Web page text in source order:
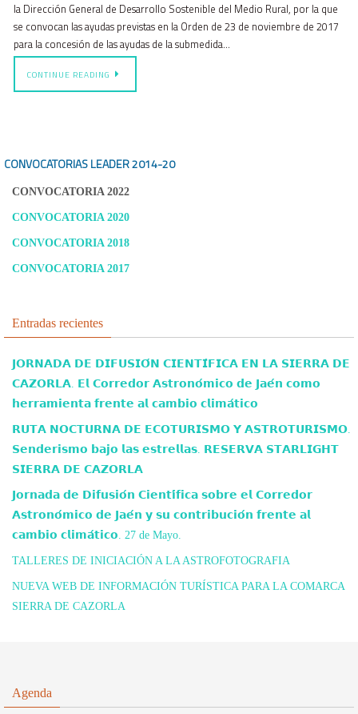
la Dirección General de Desarrollo Sostenible del Medio Rural, por la que
se convocan las ayudas previstas en la Orden de 23 de noviembre de 2017
para la concesión de las ayudas de la submedida…
CONTINUE READING
CONVOCATORIAS LEADER2014-20
CONVOCATORIA 2022
CONVOCATORIA 2020
CONVOCATORIA 2018
CONVOCATORIA 2017
Entradas recientes
𝗝𝗢𝗥𝗡𝗔𝗗𝗔 𝗗𝗘 𝗗𝗜𝗙𝗨𝗦𝗜𝗢́𝗡 𝗖𝗜𝗘𝗡𝗧𝗜́𝗙𝗜𝗖𝗔 𝗘𝗡 𝗟𝗔 𝗦𝗜𝗘𝗥𝗥𝗔 𝗗𝗘
𝗖𝗔𝗭𝗢𝗥𝗟𝗔. 𝗘𝗹 𝗖𝗼𝗿𝗿𝗲𝗱𝗼𝗿 𝗔𝘀𝘁𝗿𝗼𝗻𝗼́𝗺𝗶𝗰𝗼 𝗱𝗲 𝗝𝗮𝗲́𝗻 𝗰𝗼𝗺𝗼
𝗵𝗲𝗿𝗿𝗮𝗺𝗶𝗲𝗻𝘁𝗮 𝗳𝗿𝗲𝗻𝘁𝗲 𝗮𝗹 𝗰𝗮𝗺𝗯𝗶𝗼 𝗰𝗹𝗶𝗺𝗮́𝘁𝗶𝗰𝗼
𝗥𝗨𝗧𝗔 𝗡𝗢𝗖𝗧𝗨𝗥𝗡𝗔 𝗗𝗘 𝗘𝗖𝗢𝗧𝗨𝗥𝗜𝗦𝗠𝗢 𝗬 𝗔𝗦𝗧𝗥𝗢𝗧𝗨𝗥𝗜𝗦𝗠𝗢.
𝗦𝗲𝗻𝗱𝗲𝗿𝗶𝘀𝗺𝗼 𝗯𝗮𝗷𝗼 𝗹𝗮𝘀 𝗲𝘀𝘁𝗿𝗲𝗹𝗹𝗮𝘀. 𝗥𝗘𝗦𝗘𝗥𝗩𝗔 𝗦𝗧𝗔𝗥𝗟𝗜𝗚𝗛𝗧
𝗦𝗜𝗘𝗥𝗥𝗔 𝗗𝗘 𝗖𝗔𝗭𝗢𝗥𝗟𝗔
𝗝𝗼𝗿𝗻𝗮𝗱𝗮 𝗱𝗲 𝗗𝗶𝗳𝘂𝘀𝗶𝗼́𝗻 𝗖𝗶𝗲𝗻𝘁𝗶́𝗳𝗶𝗰𝗮 𝘀𝗼𝗯𝗿𝗲 𝗲𝗹 𝗖𝗼𝗿𝗿𝗲𝗱𝗼𝗿
𝗔𝘀𝘁𝗿𝗼𝗻𝗼́𝗺𝗶𝗰𝗼 𝗱𝗲 𝗝𝗮𝗲́𝗻 𝘆 𝘀𝘂 𝗰𝗼𝗻𝘁𝗿𝗶𝗯𝘂𝗰𝗶𝗼́𝗻 𝗳𝗿𝗲𝗻𝘁𝗲 𝗮𝗹
𝗰𝗮𝗺𝗯𝗶𝗼 𝗰𝗹𝗶𝗺𝗮́𝘁𝗶𝗰𝗼. 27 de Mayo.
TALLERES DE INICIACIÓN A LA ASTROFOTOGRAFIA
NUEVA WEB DE INFORMACIÓN TURÍSTICA PARA LA COMARCA
SIERRA DE CAZORLA
Agenda